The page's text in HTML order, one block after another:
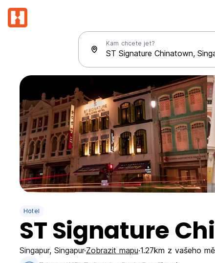
Kam chcete jet?
Hotel
ST Signature
Singapur, Singapur Zobrazit mapu 1.27km z vašeho